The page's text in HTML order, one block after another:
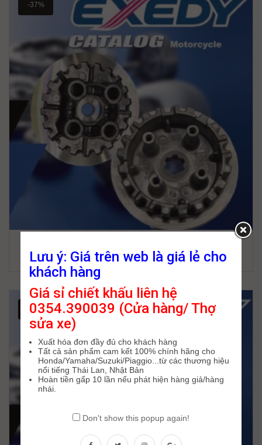
-37%
337,000₫
212,000 ₫
-43%
Lưu ý: Giá trên web là giá lẻ cho
khách hàng
Giá sỉ chiết khấu liên hệ
0354.390039 (Cửa hàng/ Thợ
sửa xe)
Xuất hóa đơn đầy đủ cho khách hàng
Tất cả sản phẩm cam kết 100% chính hãng cho
Honda/Yamaha/Suzuki/Piaggio...từ các thương hiệu
nổi tiếng Thái Lan, Nhật Bản
Hoàn tiền gấp 10 lần nếu phát hiện hàng giả/hàng
nhái.
Don't show this popup again!